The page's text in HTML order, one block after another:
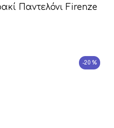
-20 %